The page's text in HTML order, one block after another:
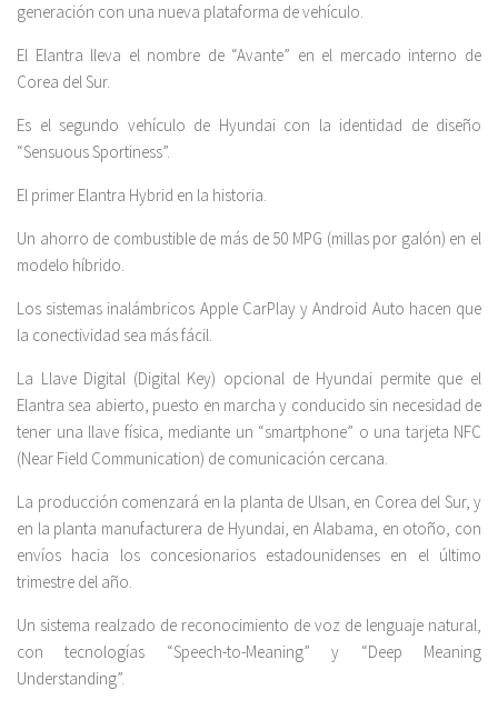
generación con una nueva plataforma de vehículo.
El Elantra lleva el nombre de “Avante” en el mercado interno de
Corea del Sur.
Es el segundo vehículo de Hyundai con la identidad de diseño
“Sensuous Sportiness”.
El primer Elantra Hybrid en la historia.
Un ahorro de combustible de más de 50 MPG (millas por galón) en el
modelo híbrido.
Los sistemas inalámbricos Apple CarPlay y Android Auto hacen que
la conectividad sea más fácil.
La Llave Digital (Digital Key) opcional de Hyundai permite que el
Elantra sea abierto, puesto en marcha y conducido sin necesidad de
tener una llave física, mediante un “smartphone” o una tarjeta NFC
(Near Field Communication) de comunicación cercana.
La producción comenzará en la planta de Ulsan, en Corea del Sur, y
en la planta manufacturera de Hyundai, en Alabama, en otoño, con
envíos hacia los concesionarios estadounidenses en el último
trimestre del año.
Un sistema realzado de reconocimiento de voz de lenguaje natural,
con tecnologías “Speech-to-Meaning” y “Deep Meaning
Understanding”.